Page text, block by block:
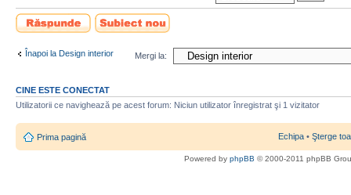
Scrie un răspuns
Scrie un subiect
nou
Înapoi la Design interior Mergi la:
CINE ESTE CONECTAT
Utilizatorii ce navighează pe acest forum: Niciun utilizator înregistrat şi 1 vizitator
Prima pagină Echipa • Şterge
Powered by phpBB © 2000-2011 phpBB